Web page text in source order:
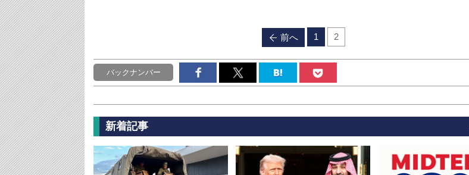
前へ 1 2
バックナンバー
新着記事